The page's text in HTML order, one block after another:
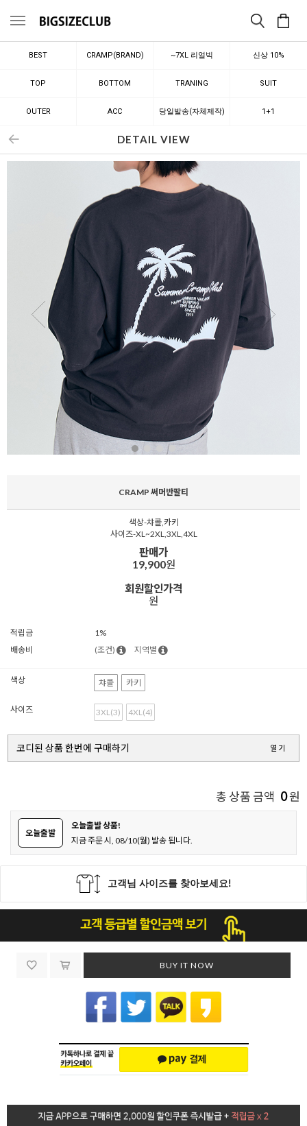
메뉴
BEST CRAMP(BRAND) ~7XL 리얼빅 신상 10%
TOP BOTTOM TRANING SUIT
OUTER ACC 당일발송(자체제작) 1+1
DETAIL VIEW
CRAMP 써머반팔티
색상-챠콜,카키
사이즈-XL~2XL,3XL,4XL
판매가
19,900원
회원할인가격
원
적립금
1%
배송비
(조건) 지역별
색상 챠콜 카키
사이즈 3XL(3) 4XL(4)
코디된 상품 한번에 구매하기 열기
총 상품 금액 0원
오늘출발
오늘출발 상품!
지금 주문 시, 08/10(월) 발송 됩니다.
BUY IT NOW